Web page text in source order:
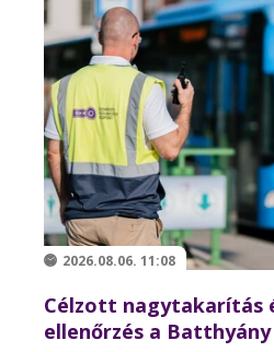
2026.08.06. 11:08
Célzott nagytakarítás
ellenőrzés a